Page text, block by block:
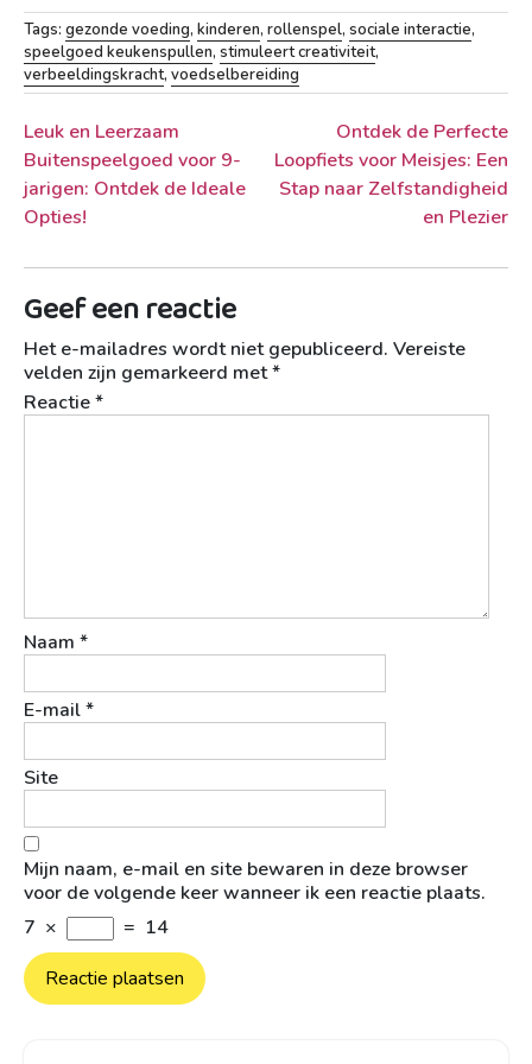
Tags: gezonde voeding, kinderen, rollenspel, sociale interactie,
speelgoed keukenspullen, stimuleert creativiteit,
verbeeldingskracht, voedselbereiding
Berichtnavigatie
Leuk en Leerzaam
Buitenspeelgoed voor 9-
jarigen: Ontdek de Ideale
Opties!
Ontdek de Perfecte
Loopfiets voor Meisjes: Een
Stap naar Zelfstandigheid
en Plezier
Geef een reactie
Het e-mailadres wordt niet gepubliceerd. Vereiste
velden zijn gemarkeerd met*
Reactie*
Naam *
E-mail*
Site
Mijn naam, e-mail en site bewaren in deze browser
voor de volgende keer wanneer ik een reactie plaats.
7 × = 14